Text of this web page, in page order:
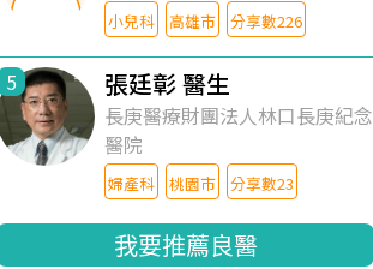
小兒科 高雄市 分享數226
5 張廷彰 醫生
長庚醫療財團法人林口長庚紀念
醫院
婦產科 桃園市 分享數23
我要推薦良醫